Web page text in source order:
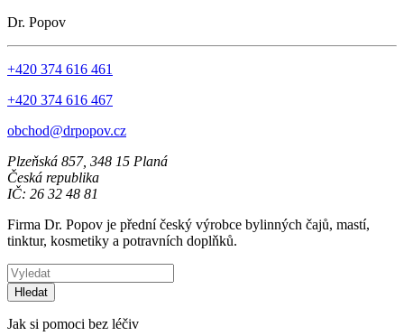
Dr. Popov
+420 374 616 461
+420 374 616 467
obchod@drpopov.cz
Plzeňská 857, 348 15 Planá
Česká republika
IČ: 26 32 48 81
Firma Dr. Popov je přední český výrobce bylinných čajů, mastí,
tinktur, kosmetiky a potravních doplňků.
Hledat
Jak si pomoci bez léčiv